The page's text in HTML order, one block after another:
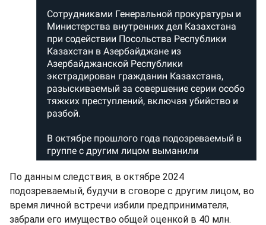
По данным следствия, в октябре 2024
подозреваемый, будучи в сговоре с другим лицом, во
время личной встречи избили предпринимателя,
забрали его имущество общей оценкой в 40 млн.